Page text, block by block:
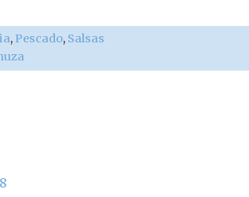
, Pescado, Salsas